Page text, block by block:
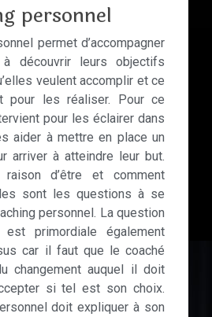
personnel
permet d’accompagner
découvrir leurs objectifs
veulent accomplir et ce
pour les réaliser. Pour ce
pour les éclairer dans
aider à mettre en place un
arriver à atteindre leur but.
d’être et comment
sont les questions à se
personnel. La question
est primordiale également
car il faut que le coaché
changement auquel il doit
si tel est son choix.
doit expliquer à son